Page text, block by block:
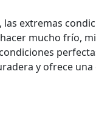
extremas
mucho frío,
y ofrece